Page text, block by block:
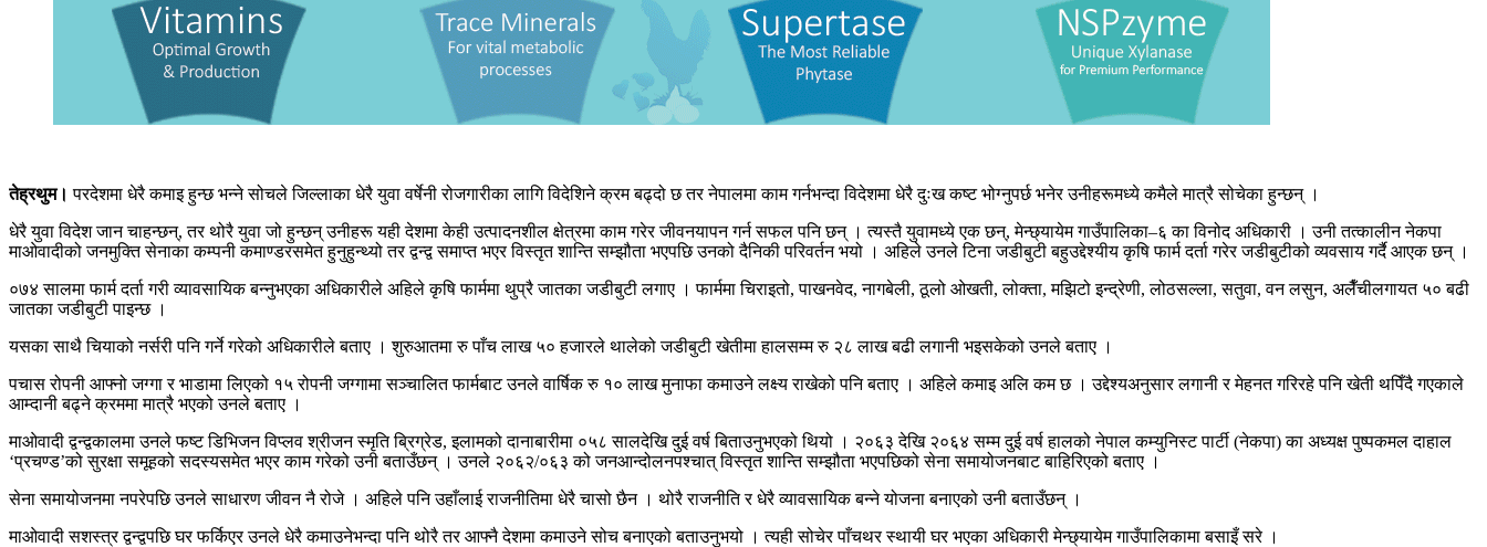
तेह्रथुम। परदेशमा धेरै कमाइ हुन्छ भन्ने सोचले जिल्लाका धेरै युवा वर्षेनी रोजगारीका लागि विदेशिने क्रम बढ्दो छ तर नेपालमा काम गर्नभन्दा विदेशमा धेरै दुःख कष्ट भोग्नुपर्छ भनेर उनीहरूमध्ये कमैले मात्रै सोचेका हुन्छन् ।
धेरै युवा विदेश जान चाहन्छन्, तर थोरै युवा जो हुन्छन् उनीहरू यही देशमा केही उत्पादनशील क्षेत्रमा काम गरेर जीवनयापन गर्न सफल पनि छन् । त्यस्तै युवामध्ये एक छन्, मेन्छ्यायेम गाउँपालिका–६ का विनोद अधिकारी । उनी तत्कालीन नेकपा
माओवादीको जनमुक्ति सेनाका कम्पनी कमाण्डरसमेत हुनुहुन्थ्यो तर द्वन्द्व समाप्त भएर विस्तृत शान्ति सम्झौता भएपछि उनको दैनिकी परिवर्तन भयो । अहिले उनले टिना जडीबुटी बहुउद्देश्यीय कृषि फार्म दर्ता गरेर जडीबुटीको व्यवसाय गर्दै आएक छन् ।
०७४ सालमा फार्म दर्ता गरी व्यावसायिक बन्नुभएका अधिकारीले अहिले कृषि फार्ममा थुप्रै जातका जडीबुटी लगाए । फार्ममा चिराइतो, पाखनवेद, नागबेली, ठूलो ओखती, लोक्ता, मझिटो इन्द्रेणी, लोठसल्ला, सतुवा, वन लसुन, अलैँचीलगायत ५० बढी
जातका जडीबुटी पाइन्छ ।
यसका साथै चियाको नर्सरी पनि गर्ने गरेको अधिकारीले बताए । शुरुआतमा रु पाँच लाख ५० हजारले थालेको जडीबुटी खेतीमा हालसम्म रु २८ लाख बढी लगानी भइसकेको उनले बताए ।
पचास रोपनी आफ्नो जग्गा र भाडामा लिएको १५ रोपनी जग्गामा सञ्चालित फार्मबाट उनले वार्षिक रु १० लाख मुनाफा कमाउने लक्ष्य राखेको पनि बताए । अहिले कमाइ अलि कम छ । उद्देश्यअनुसार लगानी र मेहनत गरिरहे पनि खेती थपिँदै गएकाले
आम्दानी बढ्ने क्रममा मात्रै भएको उनले बताए ।
माओवादी द्वन्द्वकालमा उनले फष्ट डिभिजन विप्लव श्रीजन स्मृति ब्रिग्रेड, इलामको दानाबारीमा ०५८ सालदेखि दुई वर्ष बिताउनुभएको थियो । २०६३ देखि २०६४ सम्म दुई वर्ष हालको नेपाल कम्युनिस्ट पार्टी (नेकपा) का अध्यक्ष पुष्पकमल दाहाल
‘प्रचण्ड’को सुरक्षा समूहको सदस्यसमेत भएर काम गरेको उनी बताउँछन् । उनले २०६२/०६३ को जनआन्दोलनपश्चात् विस्तृत शान्ति सम्झौता भएपछिको सेना समायोजनबाट बाहिरिएको बताए ।
सेना समायोजनमा नपरेपछि उनले साधारण जीवन नै रोजे । अहिले पनि उहाँलाई राजनीतिमा धेरै चासो छैन । थोरै राजनीति र धेरै व्यावसायिक बन्ने योजना बनाएको उनी बताउँछन् ।
माओवादी सशस्त्र द्वन्द्वपछि घर फर्किएर उनले धेरै कमाउनेभन्दा पनि थोरै तर आफ्नै देशमा कमाउने सोच बनाएको बताउनुभयो । त्यही सोचेर पाँचथर स्थायी घर भएका अधिकारी मेन्छ्यायेम गाउँपालिकामा बसाइँ सरे ।